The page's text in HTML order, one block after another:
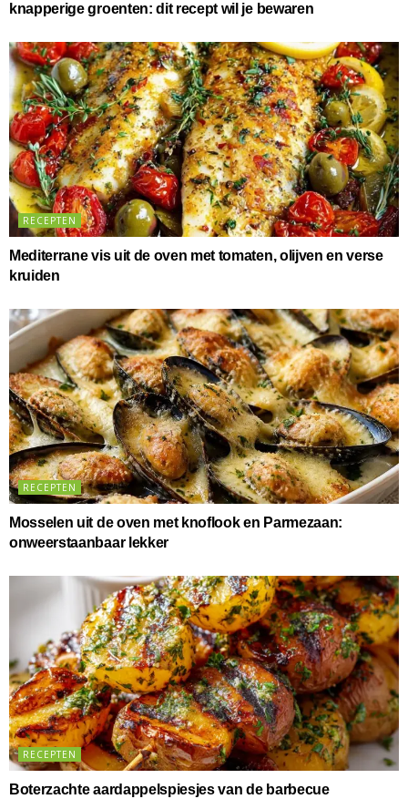
knapperige groenten: dit recept wil je bewaren
RECEPTEN
Mediterrane vis uit de oven met tomaten, olijven en verse
kruiden
RECEPTEN
Mosselen uit de oven met knoflook en Parmezaan:
onweerstaanbaar lekker
RECEPTEN
Boterzachte aardappelspiesjes van de barbecue